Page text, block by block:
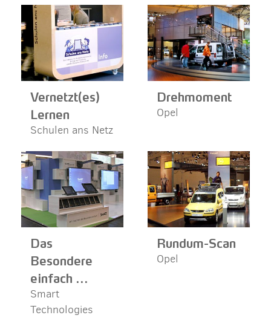
Vernetzt(es)
Lernen
Schulen ans Netz
Drehmoment
Opel
Das
Besondere
einfach ...
Smart
Technologies
Rundum-Scan
Opel